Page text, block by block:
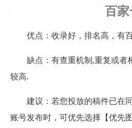
百家
优点：收录好，排名高，有
缺点：有查重机制,重复或者
较高.
建议：若您投放的稿件已在
账号发布时，可优先选择【优先